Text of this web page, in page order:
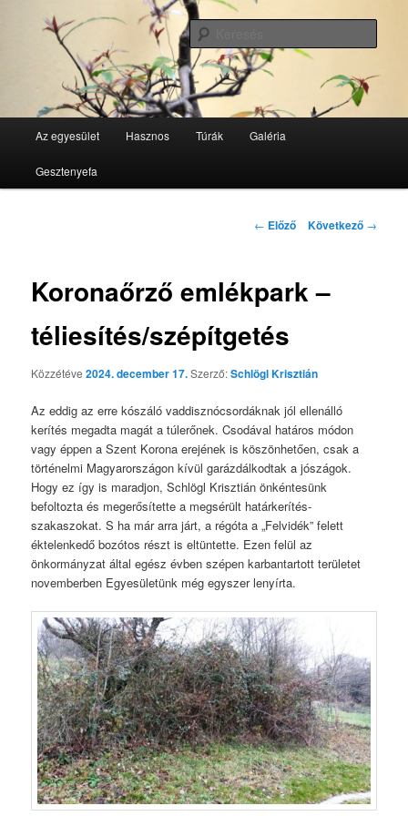
GesztenyeKék
GesztenyeKék Természetbarát Egyesület honlapja
Az egyesület Hasznos Túrák Galéria
Gesztenyefa
Bejegyzés
← Előző Következő →
Koronaőrző emlékpark –
téliesítés/szépítgetés
Közzétéve2024. december 17.Szerző:Schlögl Krisztián
Az eddig az erre kószáló vaddisznócsordáknak jól ellenálló
kerítés megadta magát a túlerőnek. Csodával határos módon
vagy éppen a Szent Korona erejének is köszönhetően, csak a
történelmi Magyarországon kívül garázdálkodtak a jószágok.
Hogy ez így is maradjon, Schlögl Krisztián önkéntesünk
befoltozta és megerősítette a megsérült határkerítés-
szakaszokat. S ha már arra járt, a régóta a „Felvidék” felett
éktelenkedő bozótos részt is eltüntette. Ezen felül az
önkormányzat által egész évben szépen karbantartott területet
novemberben Egyesületünk még egyszer lenyírta.